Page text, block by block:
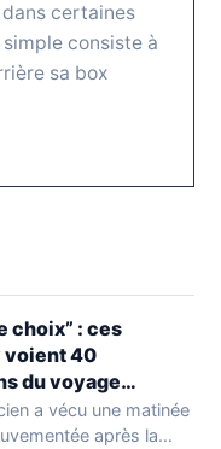
certaines
consiste à
sa box
choix” : ces
voient 40
du voyage
stade, ils les
d’1 heure
a vécu une matinée
après la